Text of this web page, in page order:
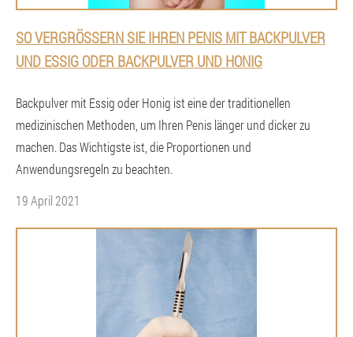
SO VERGRÖSSERN SIE IHREN PENIS MIT BACKPULVER U
ND ESSIG ODER BACKPULVER UND HONIG
Backpulver mit Essig oder Honig ist eine der traditionellen
medizinischen Methoden, um Ihren Penis länger und dicker zu
machen. Das Wichtigste ist, die Proportionen und
Anwendungsregeln zu beachten.
19 April 2021